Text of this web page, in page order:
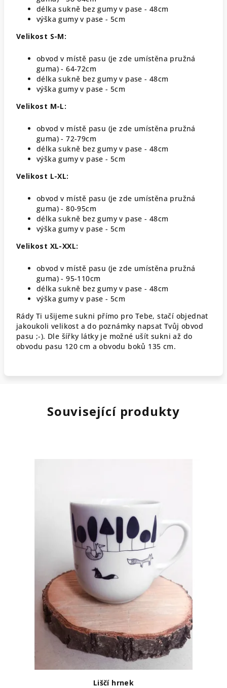
délka sukně bez gumy v pase - 48cm
výška gumy v pase - 5cm
Velikost S-M:
obvod v místě pasu (je zde umístěna pružná
guma) - 64-72cm
délka sukně bez gumy v pase - 48cm
výška gumy v pase - 5cm
Velikost M-L:
obvod v místě pasu (je zde umístěna pružná
guma) - 72-79cm
délka sukně bez gumy v pase - 48cm
výška gumy v pase - 5cm
Velikost L-XL:
obvod v místě pasu (je zde umístěna pružná
guma) - 80-95cm
délka sukně bez gumy v pase - 48cm
výška gumy v pase - 5cm
Velikost XL-XXL:
obvod v místě pasu (je zde umístěna pružná
guma) - 95-110cm
délka sukně bez gumy v pase - 48cm
výška gumy v pase - 5cm
Rády Ti ušijeme sukni přímo pro Tebe, stačí objednat
jakoukoli velikost a do poznámky napsat Tvůj obvod
pasu ;-). Dle šířky látky je možné ušít sukni až do
obvodu pasu 120 cm a obvodu boků 135 cm.
Související produkty
Liščí hrnek